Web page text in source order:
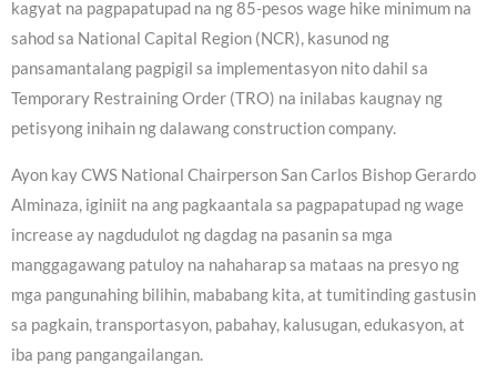
kagyat na pagpapatupad na ng 85-pesos wage hike minimum na
sahod sa National Capital Region (NCR), kasunod ng
pansamantalang pagpigil sa implementasyon nito dahil sa
Temporary Restraining Order (TRO) na inilabas kaugnay ng
petisyong inihain ng dalawang construction company.
Ayon kay CWS National Chairperson San Carlos Bishop Gerardo
Alminaza, iginiit na ang pagkaantala sa pagpapatupad ng wage
increase ay nagdudulot ng dagdag na pasanin sa mga
manggagawang patuloy na nahaharap sa mataas na presyo ng
mga pangunahing bilihin, mababang kita, at tumitinding gastusin
sa pagkain, transportasyon, pabahay, kalusugan, edukasyon, at
iba pang pangangailangan.